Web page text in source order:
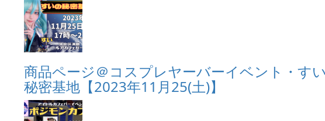
商品ページ＠コスプレヤーバーイベント・す
秘密基地【2023年11月25(土)】